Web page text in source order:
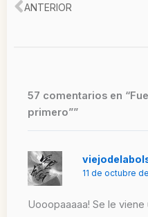
Ant
ANTERIOR
57 comentarios en
primero””
11 de octubre
Uooopaaaaa! Se le